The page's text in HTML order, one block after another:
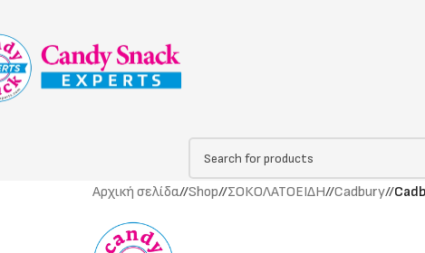
Αρχική σελίδα/ Shop/ ΣΟΚΟΛΑΤΟΕΙΔΗ/ Cadbury/